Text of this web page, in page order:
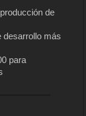
de
desarrollo más
para